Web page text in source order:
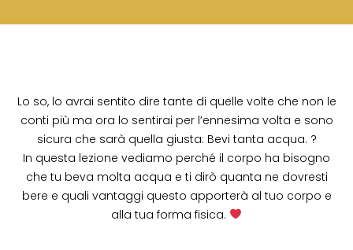
Lo so, lo avrai sentito dire tante di quelle volte che non le
conti più ma ora lo sentirai per l’ennesima volta e sono
sicura che sarà quella giusta: Bevi tanta acqua. ?
In questa lezione vediamo perché il corpo ha bisogno
che tu beva molta acqua e ti dirò quanta ne dovresti
bere e quali vantaggi questo apporterà al tuo corpo e
alla tua forma fisica.